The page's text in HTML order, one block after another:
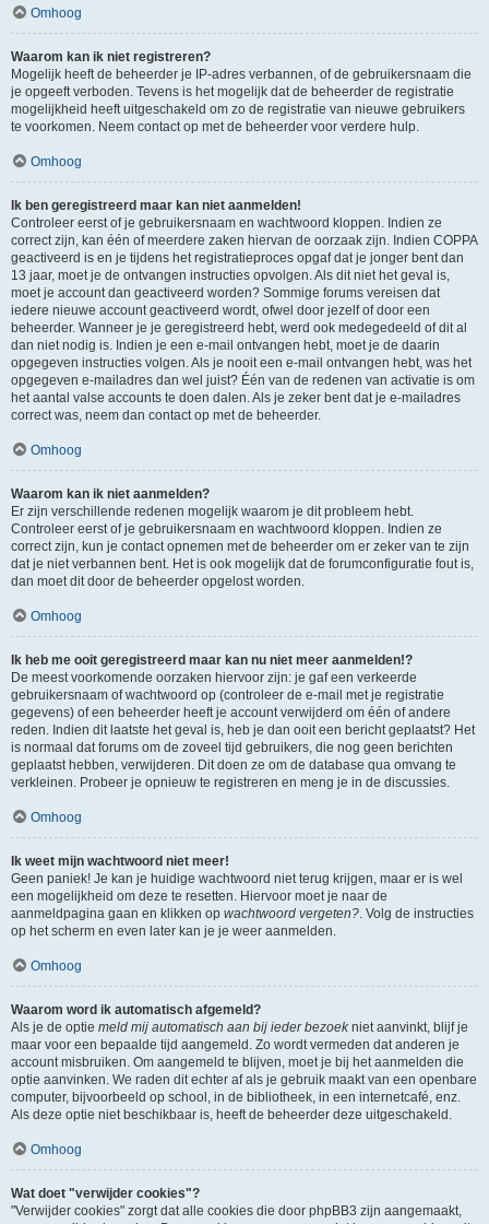
Omhoog
Waarom kan ik niet registreren?
Mogelijk heeft de beheerder je IP-adres verbannen, of de gebruikersnaam die
je opgeeft verboden. Tevens is het mogelijk dat de beheerder de registratie
mogelijkheid heeft uitgeschakeld om zo de registratie van nieuwe gebruikers
te voorkomen. Neem contact op met de beheerder voor verdere hulp.
Omhoog
Ik ben geregistreerd maar kan niet aanmelden!
Controleer eerst of je gebruikersnaam en wachtwoord kloppen. Indien ze
correct zijn, kan één of meerdere zaken hiervan de oorzaak zijn. Indien COPPA
geactiveerd is en je tijdens het registratieproces opgaf dat je jonger bent dan
13 jaar, moet je de ontvangen instructies opvolgen. Als dit niet het geval is,
moet je account dan geactiveerd worden? Sommige forums vereisen dat
iedere nieuwe account geactiveerd wordt, ofwel door jezelf of door een
beheerder. Wanneer je je geregistreerd hebt, werd ook medegedeeld of dit al
dan niet nodig is. Indien je een e-mail ontvangen hebt, moet je de daarin
opgegeven instructies volgen. Als je nooit een e-mail ontvangen hebt, was het
opgegeven e-mailadres dan wel juist? Één van de redenen van activatie is om
het aantal valse accounts te doen dalen. Als je zeker bent dat je e-mailadres
correct was, neem dan contact op met de beheerder.
Omhoog
Waarom kan ik niet aanmelden?
Er zijn verschillende redenen mogelijk waarom je dit probleem hebt.
Controleer eerst of je gebruikersnaam en wachtwoord kloppen. Indien ze
correct zijn, kun je contact opnemen met de beheerder om er zeker van te zijn
dat je niet verbannen bent. Het is ook mogelijk dat de forumconfiguratie fout is,
dan moet dit door de beheerder opgelost worden.
Omhoog
Ik heb me ooit geregistreerd maar kan nu niet meer aanmelden!?
De meest voorkomende oorzaken hiervoor zijn: je gaf een verkeerde
gebruikersnaam of wachtwoord op (controleer de e-mail met je registratie
gegevens) of een beheerder heeft je account verwijderd om één of andere
reden. Indien dit laatste het geval is, heb je dan ooit een bericht geplaatst? Het
is normaal dat forums om de zoveel tijd gebruikers, die nog geen berichten
geplaatst hebben, verwijderen. Dit doen ze om de database qua omvang te
verkleinen. Probeer je opnieuw te registreren en meng je in de discussies.
Omhoog
Ik weet mijn wachtwoord niet meer!
Geen paniek! Je kan je huidige wachtwoord niet terug krijgen, maar er is wel
een mogelijkheid om deze te resetten. Hiervoor moet je naar de
aanmeldpagina gaan en klikken op wachtwoord vergeten?. Volg de instructies
op het scherm en even later kan je je weer aanmelden.
Omhoog
Waarom word ik automatisch afgemeld?
Als je de optie meld mij automatisch aan bij ieder bezoekniet aanvinkt, blijf je
maar voor een bepaalde tijd aangemeld. Zo wordt vermeden dat anderen je
account misbruiken. Om aangemeld te blijven, moet je bij het aanmelden die
optie aanvinken. We raden dit echter af als je gebruik maakt van een openbare
computer, bijvoorbeeld op school, in de bibliotheek, in een internetcafé, enz.
Als deze optie niet beschikbaar is, heeft de beheerder deze uitgeschakeld.
Omhoog
Wat doet "verwijder cookies"?
"Verwijder cookies" zorgt dat alle cookies die door phpBB3 zijn aangemaakt,